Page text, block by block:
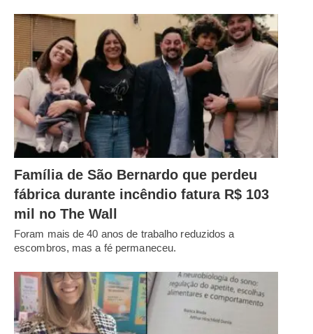
Família de São Bernardo que perdeu
fábrica durante incêndio fatura R$ 103
mil no The Wall
Foram mais de 40 anos de trabalho reduzidos a
escombros, mas a fé permaneceu.